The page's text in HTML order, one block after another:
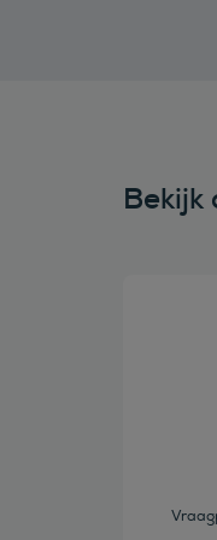
Bekijk